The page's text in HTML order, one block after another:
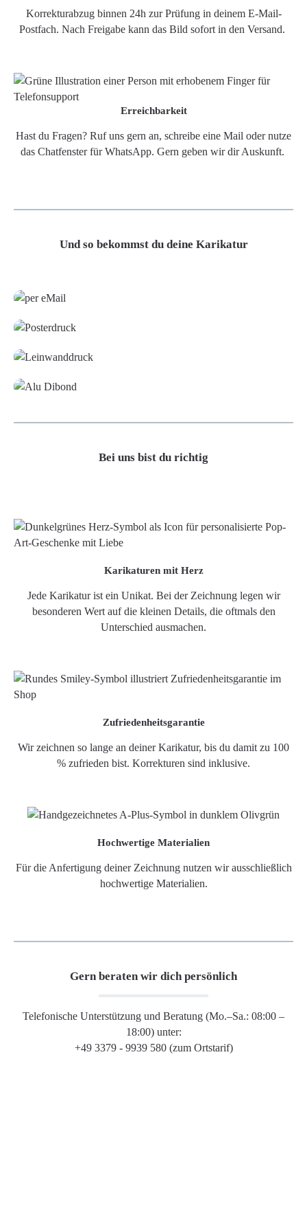
Korrekturabzug binnen 24h zur Prüfung in deinem E-Mail-
Postfach. Nach Freigabe kann das Bild sofort in den Versand.
Erreichbarkeit
Hast du Fragen? Ruf uns gern an, schreibe eine Mail oder nutze
das Chatfenster für WhatsApp. Gern geben wir dir Auskunft.
Und so bekommst du deine Karikatur
Bei uns bist du richtig
Karikaturen mit Herz
Jede Karikatur ist ein Unikat. Bei der Zeichnung legen wir
besonderen Wert auf die kleinen Details, die oftmals den
Unterschied ausmachen.
Zufriedenheitsgarantie
Wir zeichnen so lange an deiner Karikatur, bis du damit zu 100
% zufrieden bist. Korrekturen sind inklusive.
Hochwertige Materialien
Für die Anfertigung deiner Zeichnung nutzen wir ausschließlich
hochwertige Materialien.
Gern beraten wir dich persönlich
Telefonische Unterstützung und Beratung (Mo.–Sa.: 08:00 –
18:00) unter:
+49 3379 - 9939 580 (zum Ortstarif)